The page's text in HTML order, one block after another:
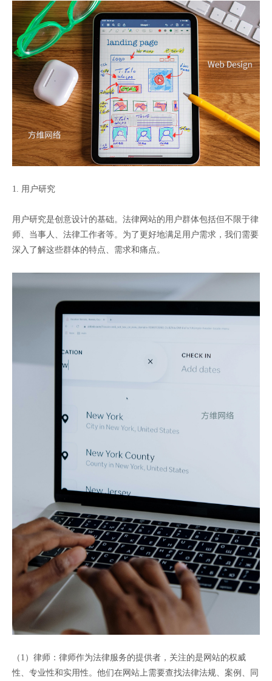
1. 用户研究
用户研究是创意设计的基础。法律网站的用户群体包括但不限于律
师、当事人、法律工作者等。为了更好地满足用户需求，我们需要
深入了解这些群体的特点、需求和痛点。
（1）律师：律师作为法律服务的提供者，关注的是网站的权威
性、专业性和实用性。他们在网站上需要查找法律法规、案例、同